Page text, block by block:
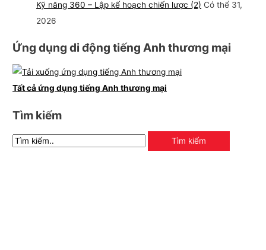
Kỹ năng 360 – Lập kế hoạch chiến lược (2) Có thể 31,
2026
Ứng dụng di động tiếng Anh thương mại
Tất cả ứng dụng tiếng Anh thương mại
Tìm kiếm